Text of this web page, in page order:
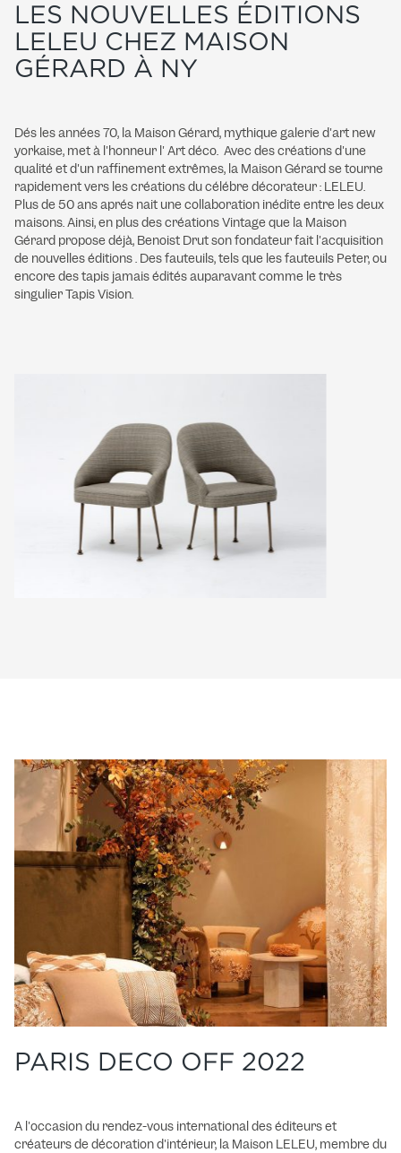
LES NOUVELLES ÉDITIONS
LELEU CHEZ MAISON
GÉRARD À NY
Dés les années 70, la Maison Gérard, mythique galerie d'art new
yorkaise, met à l'honneur l' Art déco. Avec des créations d'une
qualité et d'un raffinement extrêmes, la Maison Gérard se tourne
rapidement vers les créations du célébre décorateur : LELEU.
Plus de 50 ans aprés nait une collaboration inédite entre les deux
maisons. Ainsi, en plus des créations Vintage que la Maison
Gérard propose déjà, Benoist Drut son fondateur fait l'acquisition
de nouvelles éditions . Des fauteuils, tels que les fauteuils Peter, ou
encore des tapis jamais édités auparavant comme le très
singulier Tapis Vision.
PARIS DECO OFF 2022
A l'occasion du rendez-vous international des éditeurs et
créateurs de décoration d'intérieur, la Maison LELEU, membre du